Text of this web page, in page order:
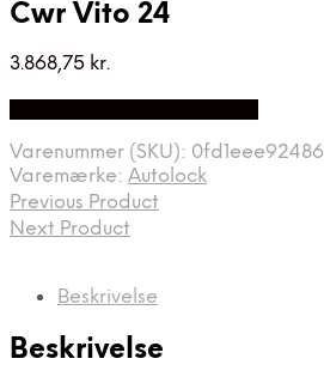
Cwr Vito 24
3.868,75 kr.
Varenummer (SKU): 0fd1eee92486
Varemærke: Autolock
Previous Product
Next Product
Beskrivelse
Beskrivelse